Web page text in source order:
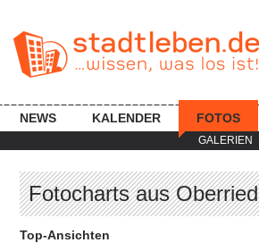
GALERIEN
NEWS KALENDER FOTOS
Fotocharts aus Oberried
Top-Ansichten